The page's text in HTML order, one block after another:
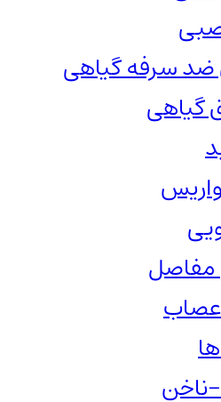
سرفه گیاهی
گیاهی
مفاصل